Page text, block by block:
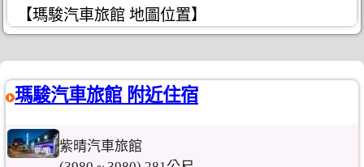
【瑪駿汽車旅館 地圖位置】
瑪駿汽車旅館 附近住宿
紫晴汽車旅館